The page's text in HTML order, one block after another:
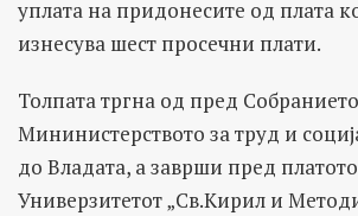
уплата на придонесите од плата
изнесува шест просечни плати.
Толпата тргна од пред
Мининистерството за труд и
до Владата, а заврши пред
Универзитетот „Св.Кирил и